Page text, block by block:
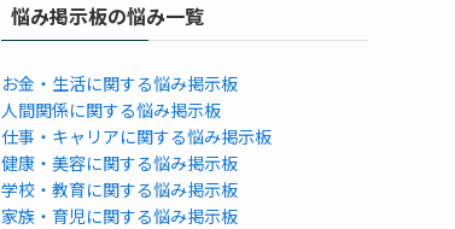
悩み掲示板の悩み一覧
お金・生活に関する悩み掲示板
人間関係に関する悩み掲示板
仕事・キャリアに関する悩み掲示板
健康・美容に関する悩み掲示板
学校・教育に関する悩み掲示板
家族・育児に関する悩み掲示板